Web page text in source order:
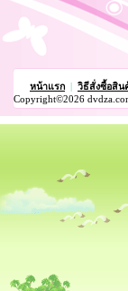
หน้าแรก
วิธีสั่งซื้อสิน
Copyright©2026